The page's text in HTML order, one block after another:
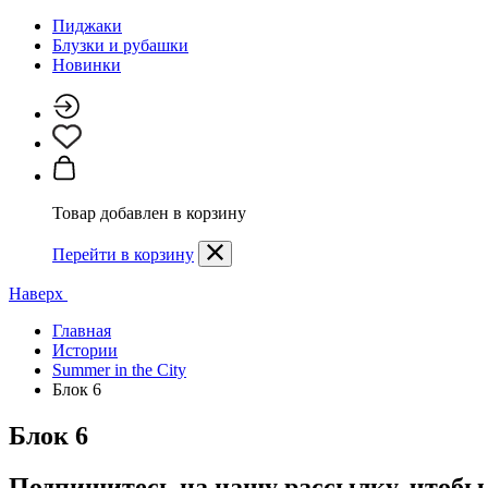
Пиджаки
Блузки и рубашки
Новинки
Товар добавлен в корзину
Перейти в корзину
Наверх
Главная
Истории
Summer in the City
Блок 6
Блок 6